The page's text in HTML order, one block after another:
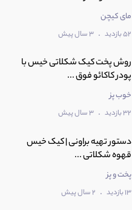
مای کیچن
52 بازدید . 3 سال پیش
روش پخت کیک شکلاتی خیس با
پودر کاکائو فوق ...
خوب پز
32 بازدید . 3 سال پیش
دستور تهیه براونی | کیک خیس
قهوه شکلاتی ...
پخت و پز
13 بازدید . 2 سال پیش